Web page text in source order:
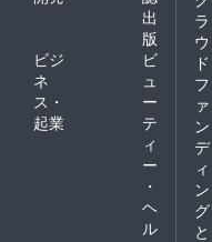
出
版
ビジ
ネ
ス・
起業
ビ
ュ
ー
テ
ィ
ー
・
ヘ
ル
ラ
ウ
ド
フ
ァ
ン
デ
ィ
ン
グ
と